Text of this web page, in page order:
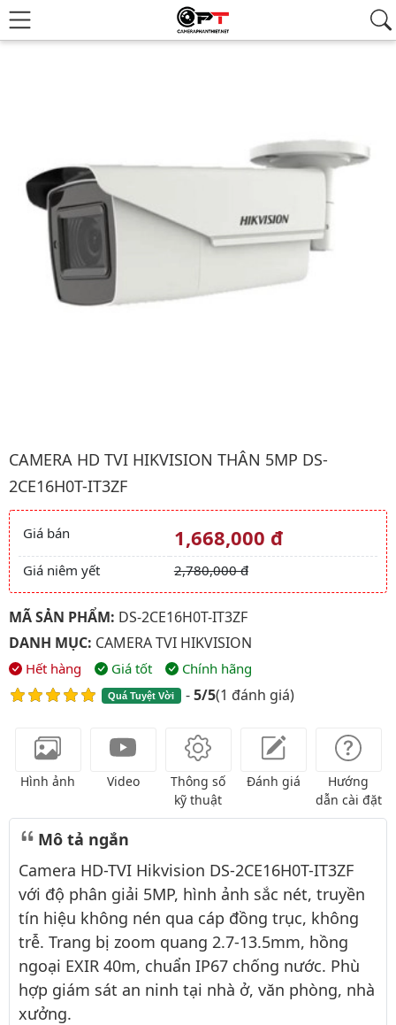
Hình ảnh đại diện của sản phẩm Camera HD TVI HIKVISION
CAMERA HD TVI HIKVISION THÂN 5MP DS-
2CE16H0T-IT3ZF
Giá và khuyến mãi
Giá bán 1,668,000 đ
Giá niêm yết 2,780,000 đ
MÃ SẢN PHẨM: DS-2CE16H0T-IT3ZF
DANH MỤC: CAMERA TVI HIKVISION
Hết hàng Giá tốt Chính hãng
Quá Tuyệt Vời -5/5(1 đánh giá)
Hình ảnh Video
Thông số
kỹ thuật
Đánh giá
Hướng
dẫn cài đặt
Mô tả ngắn
Camera HD-TVI Hikvision DS-2CE16H0T-IT3ZF
với độ phân giải 5MP, hình ảnh sắc nét, truyền
tín hiệu không nén qua cáp đồng trục, không
trễ. Trang bị zoom quang 2.7-13.5mm, hồng
ngoại EXIR 40m, chuẩn IP67 chống nước. Phù
hợp giám sát an ninh tại nhà ở, văn phòng, nhà
xưởng.